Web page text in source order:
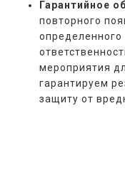
Гарантийное
повторного
мероприятия
гарантируем
защиту от